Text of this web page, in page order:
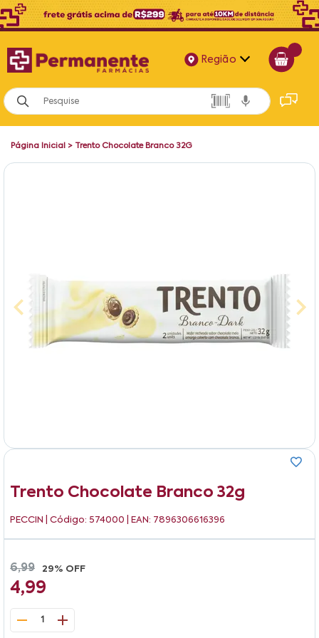
Região
Alagoas
Bahia
Página Inicial > Trento Chocolate Branco 32G
Trento Chocolate Branco 32g
PECCIN | Código: 574000 | EAN: 7896306616396
6,99 29% OFF
4,99
1